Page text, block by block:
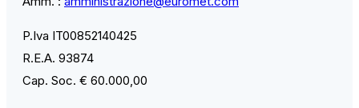
P.Iva IT00852140425
R.E.A. 93874
Cap. Soc. € 60.000,00